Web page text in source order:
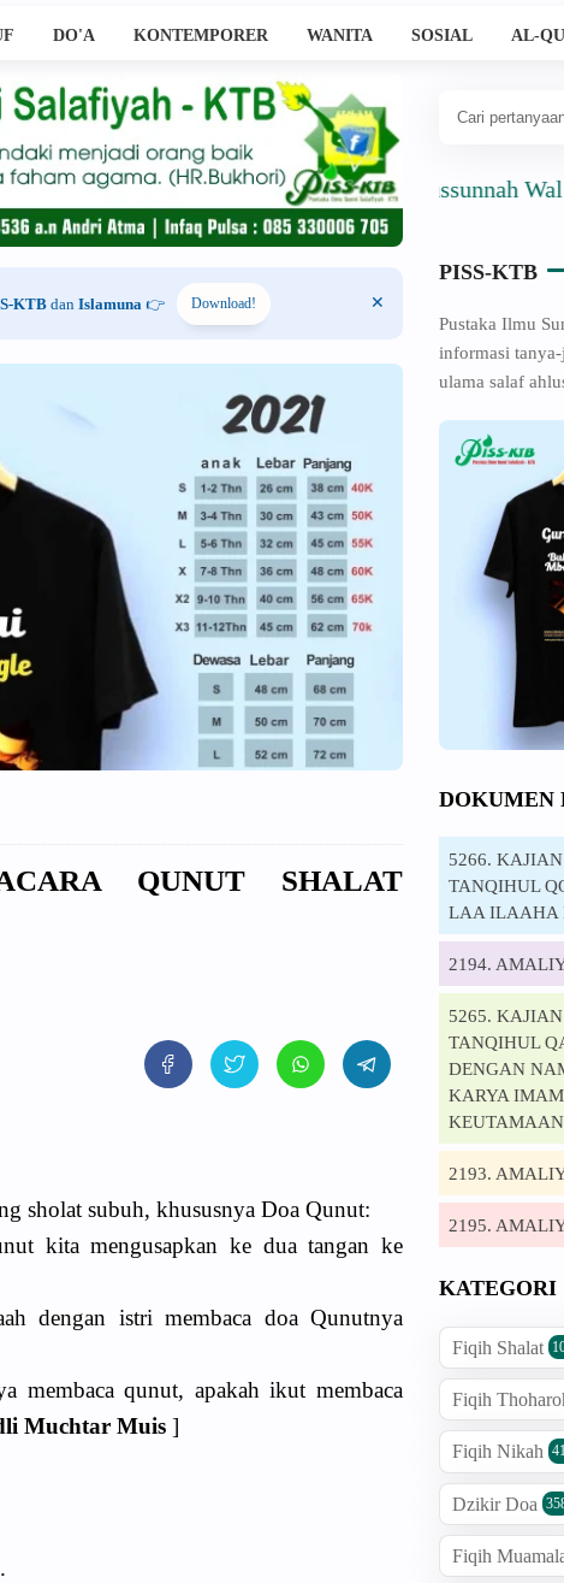
DO'A KONTEMPORER WANITA SOSIAL AL-
KTBdan Islamuna 👉 Download!
QUNUT SHALAT
sholat subuh, khususnya Doa Qunut:
kita mengusapkan ke dua tangan ke
dengan istri membaca doa Qunutnya
membaca qunut, apakah ikut membaca
Muchtar Muis ]
Ahlussunnah Wal
PISS-KTB
Pustaka Ilmu
informasi tanya-
ulama salaf
DOKUMEN
5266.
TANQIHUL
LAA ILAAHA
2194.
5265.
TANQIHUL
DENGAN
KARYA
2193.
2195.
KATEGORI
Fiqih Shalat
Fiqih
Fiqih Nikah
Dzikir Doa
Fiqih